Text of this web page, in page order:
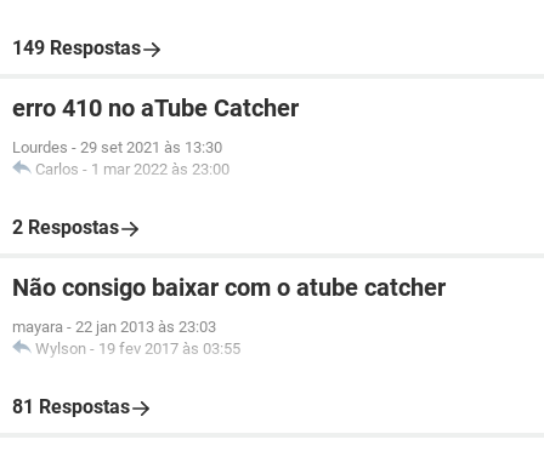
149 Respostas
erro 410 no aTube Catcher
Lourdes - 29 set 2021 às 13:30
Carlos - 1 mar 2022 às 23:00
2 Respostas
Não consigo baixar com o atube catcher
mayara - 22 jan 2013 às 23:03
Wylson - 19 fev 2017 às 03:55
81 Respostas